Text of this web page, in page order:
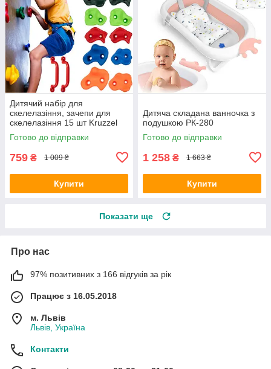
Дитячий набір для
скелелазіння, зачепи для
скелелазіння 15 шт Kruzzel
25396
Готово до відправки
759 ₴ 1 009 ₴
Купити
Дитяча складана ванночка з
подушкою РК-280
Готово до відправки
1 258 ₴ 1 663 ₴
Купити
Показати ще
Про нас
97% позитивних з 166 відгуків за рік
Працює з 16.05.2018
м. Львів
Львів, Україна
Контакти